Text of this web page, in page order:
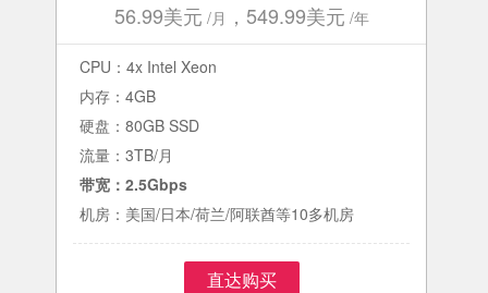
56.99美元 /月 ，549.99美元 /年
CPU：4x Intel Xeon
内存：4GB
硬盘：80GB SSD
流量：3TB/月
带宽：2.5Gbps
机房：美国/日本/荷兰/阿联酋等10多机房
直达购买